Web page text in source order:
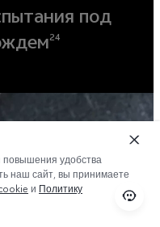
под
24
удобства
наш сайт, вы принимаете
и Политику